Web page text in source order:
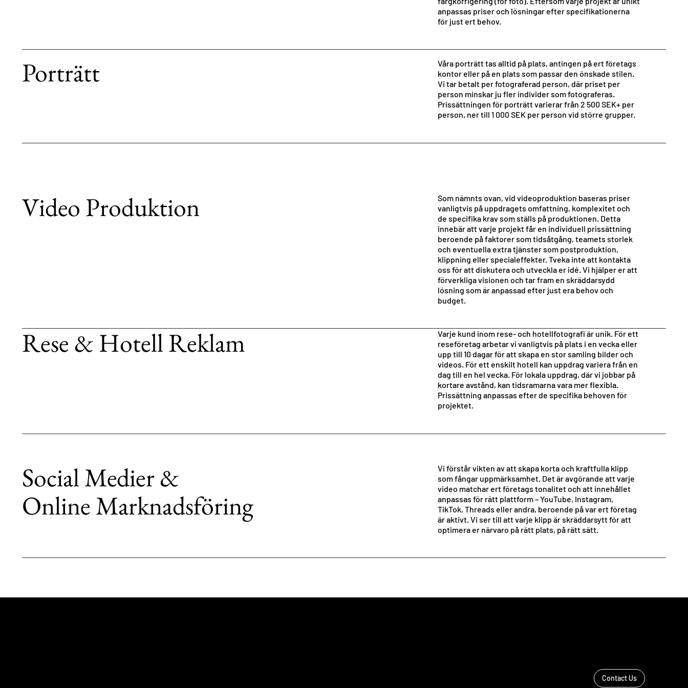
anpassas priser och lösningar efter specifikationerna
för just ert behov.
Porträtt
Våra porträtt tas alltid på plats, antingen på ert företags
kontor eller på en plats som passar den önskade stilen.
Vi tar betalt per fotograferad person, där priset per
person minskar ju fler individer som fotograferas.
Prissättningen för porträtt varierar från 2 500 SEK+ per
person, ner till 1 000 SEK per person vid större grupper.
Video Produktion
Som nämnts ovan, vid videoproduktion baseras priser
vanligtvis på uppdragets omfattning, komplexitet och
de specifika krav som ställs på produktionen. Detta
innebär att varje projekt får en individuell prissättning
beroende på faktorer som tidsåtgång, teamets storlek
och eventuella extra tjänster som postproduktion,
klippning eller specialeffekter. Tveka inte att kontakta
oss för att diskutera och utveckla er idé. Vi hjälper er att
förverkliga visionen och tar fram en skräddarsydd
lösning som är anpassad efter just era behov och
budget.
Rese & Hotell Reklam
Varje kund inom rese- och hotellfotografi är unik. För ett
reseföretag arbetar vi vanligtvis på plats i en vecka eller
upp till 10 dagar för att skapa en stor samling bilder och
videos. För ett enskilt hotell kan uppdrag variera från en
dag till en hel vecka. För lokala uppdrag, där vi jobbar på
kortare avstånd, kan tidsramarna vara mer flexibla.
Prissättning anpassas efter de specifika behoven för
projektet.
Social Medier &
Online Marknadsföring
Vi förstår vikten av att skapa korta och kraftfulla klipp
som fångar uppmärksamhet. Det är avgörande att varje
video matchar ert företags tonalitet och att innehållet
anpassas för rätt plattform – YouTube, Instagram,
TikTok, Threads eller andra, beroende på var ert företag
är aktivt. Vi ser till att varje klipp är skräddarsytt för att
optimera er närvaro på rätt plats, på rätt sätt.
Contact Us